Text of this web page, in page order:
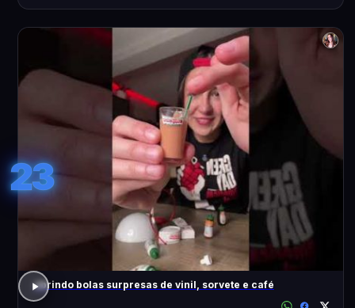
23
abrindo bolas surpresas de vinil, sorvete e café